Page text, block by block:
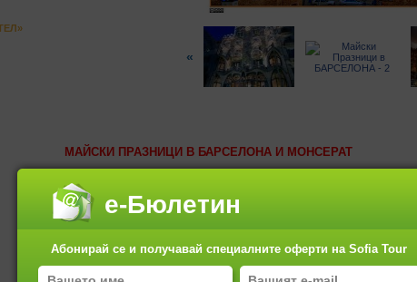
е-Бюлетин
Абонирай се и получавай специалните оферти на Sofia Tour
«
МАЙСКИ ПРАЗНИЦИ В БАРСЕЛОНА И МОНСЕРАТ
самолетна екскурзия с екскурзовод на български
4 дни/ 3 нощувки
Вижте още : БАРСЕЛОНА И МОНСЕРАТ - ПОЛЕТ С BULGARIA AIR